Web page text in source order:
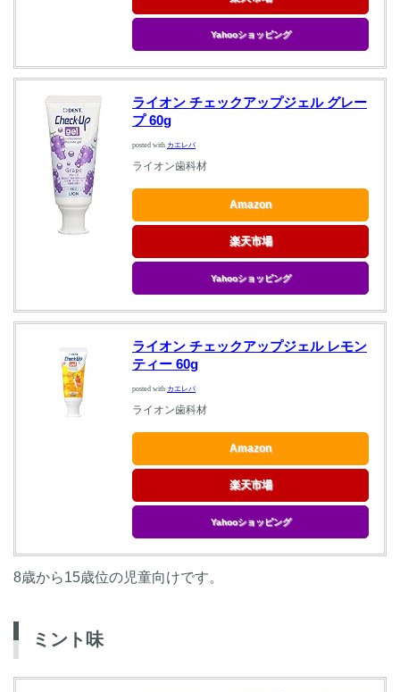
Yahooショッピング
ライオン チェックアップジェル グレー
プ 60g
posted with カエレバ
ライオン歯科材
Amazon
楽天市場
Yahooショッピング
ライオン チェックアップジェル レモン
ティー 60g
posted with カエレバ
ライオン歯科材
Amazon
楽天市場
Yahooショッピング
8歳から15歳位の児童向けです。
ミント味